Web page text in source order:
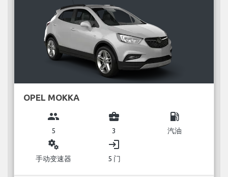
OPEL MOKKA
group
5
business_center
3
local_gas_station
汽油
miscellaneous_services
手动变速器
login
5 门